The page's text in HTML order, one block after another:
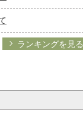
ランキングを見る